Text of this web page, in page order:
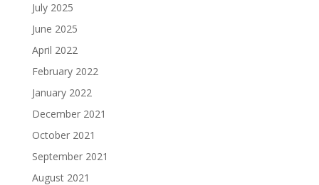
July 2025
June 2025
April 2022
February 2022
January 2022
December 2021
October 2021
September 2021
August 2021